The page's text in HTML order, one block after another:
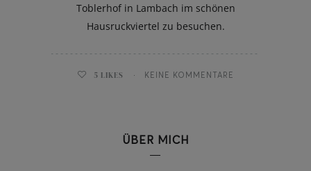
Toblerhof in Lambach im schönen
Hausruckviertel zu besuchen.
5 LIKES KEINE KOMMENTARE
ÜBER MICH